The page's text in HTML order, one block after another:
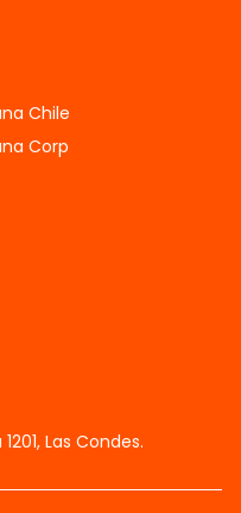
Chile
Corp
Las Condes.